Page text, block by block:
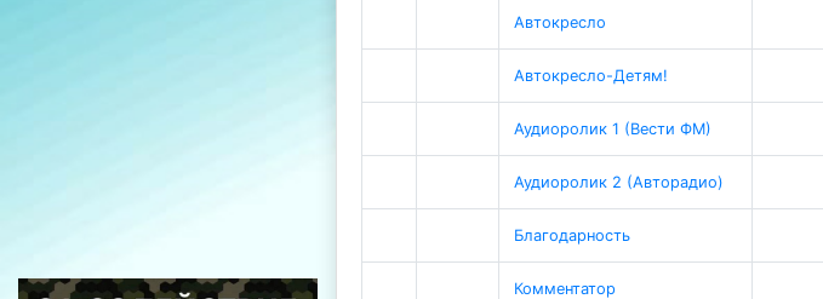
Автокресло
Автокресло-Детям!
Аудиоролик 1 (Вести ФМ)
Аудиоролик 2 (Авторадио)
Благодарность
Комментатор